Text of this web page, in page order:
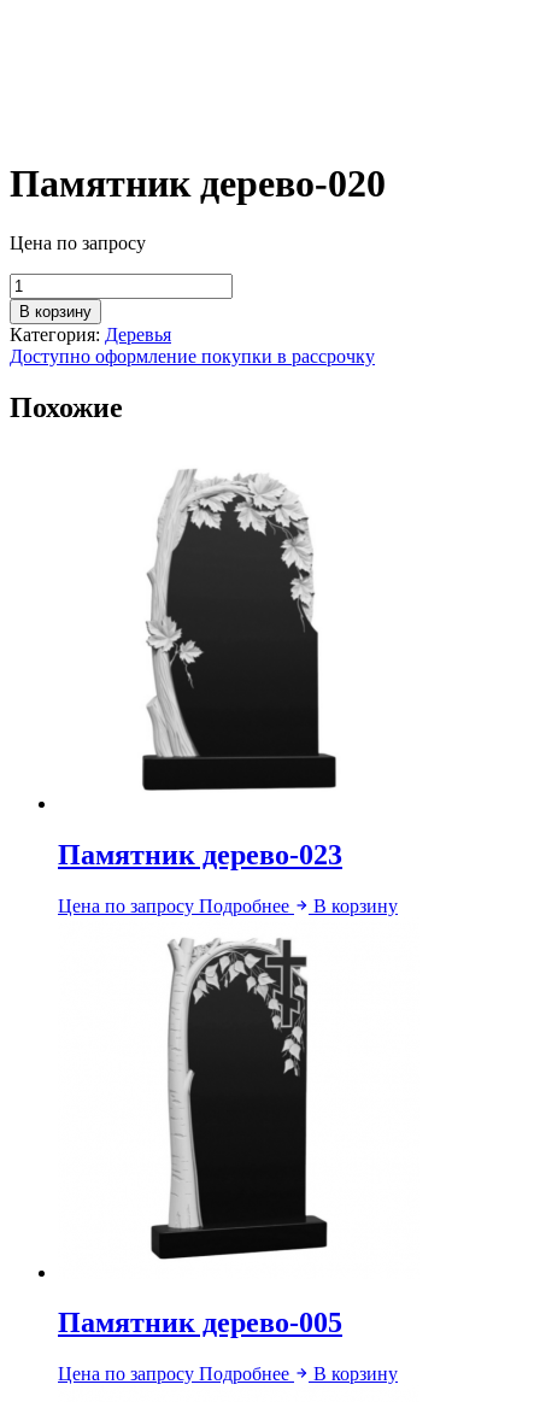
Памятник дерево-020
Цена по запросу
Количество
товара
Памятник
дерево-020
В корзину
Категория: Деревья
Доступно оформление покупки в рассрочку
Похожие
Памятник дерево-023
Цена по запросу Подробнее В корзину
Памятник дерево-005
Цена по запросу Подробнее В корзину